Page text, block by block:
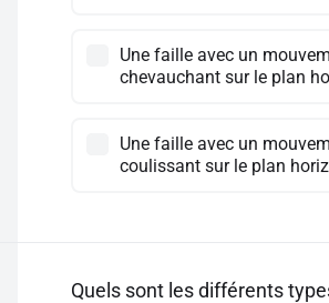
Une faille avec un
chevauchant sur le plan
Une faille avec un
coulissant sur le plan
Quels sont les différents